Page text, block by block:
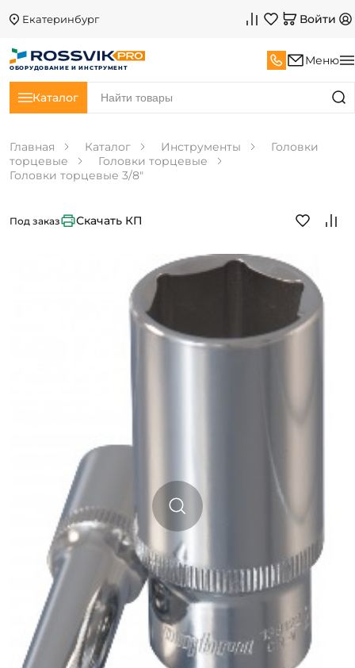
Екатеринбург Войти
ОБОРУДОВАНИЕ И ИНСТРУМЕНТ
Меню
Каталог
Главная Каталог Инструменты
Головки
торцевые
Головки торцевые
Головки торцевые 3/8"
Под заказ Скачать КП